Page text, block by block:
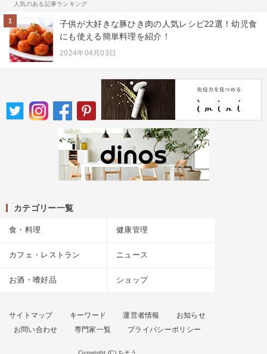
人気のある記事ランキング
1
子供が大好きな豚ひき肉の人気レシピ22選！幼児食
にも使える簡単料理を紹介！
2024年04月03日
カテゴリー一覧
食・料理 健康管理
カフェ・レストラン ニュース
お酒・嗜好品 ショップ
サイトマップ キーワード 運営者情報
お知らせ
お問い合わせ
専門家一覧 プライバシーポリシー